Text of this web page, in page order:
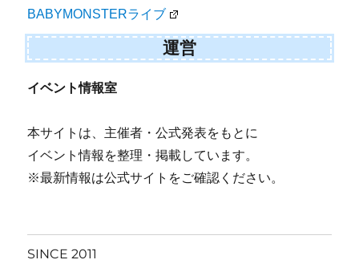
BABYMONSTERライブ
運営
イベント情報室
本サイトは、主催者・公式発表をもとに
イベント情報を整理・掲載しています。
※最新情報は公式サイトをご確認ください。
SINCE 2011